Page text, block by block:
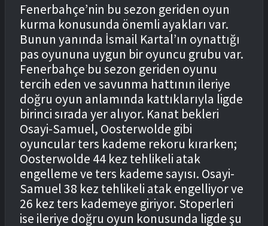
Fenerbahçe’nin bu sezon geriden oyun
kurma konusunda önemli ayakları var.
Bunun yanında İsmail Kartal’ın oynattığı
pas oyununa uygun bir oyuncu grubu var.
Fenerbahçe bu sezon geriden oyunu
tercih eden ve savunma hattının ileriye
doğru oyun anlamında kattıklarıyla ligde
birinci sırada yer alıyor. Kanat bekleri
Osayi-Samuel, Oosterwolde gibi
oyuncular ters kademe rekoru kırarken;
Oosterwolde 44 kez tehlikeli atak
engelleme ve ters kademe sayısı. Osayi-
Samuel 38 kez tehlikeli atak engelliyor ve
26 kez ters kademeye giriyor. Stoperleri
ise ileriye doğru oyun konusunda ligde şu